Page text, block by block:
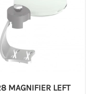
MAGNIFIER LEFT